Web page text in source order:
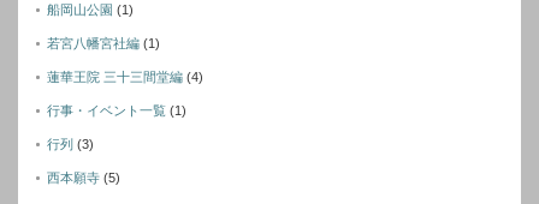
船岡山公園 (1)
若宮八幡宮社編 (1)
蓮華王院 三十三間堂編 (4)
行事・イベント一覧 (1)
行列 (3)
西本願寺 (5)